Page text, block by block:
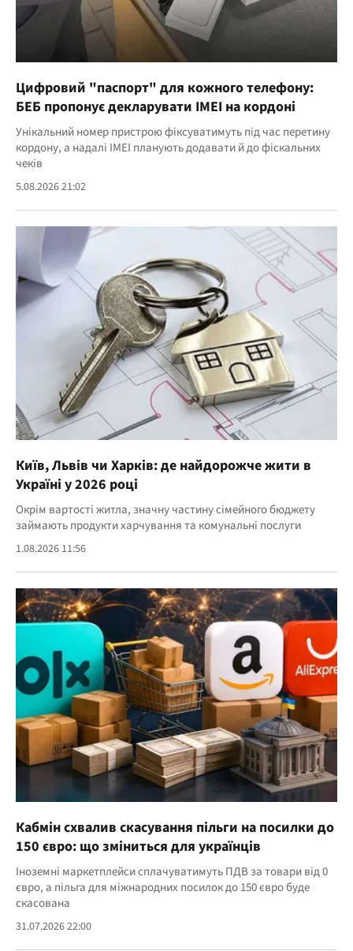
Цифровий "паспорт" для кожного телефону:
БЕБ пропонує декларувати IMEI на кордоні
Унікальний номер пристрою фіксуватимуть під час перетину
кордону, а надалі IMEI планують додавати й до фіскальних
чеків
5.08.2026 21:02
Київ, Львів чи Харків: де найдорожче жити в
Україні у 2026 році
Окрім вартості житла, значну частину сімейного бюджету
займають продукти харчування та комунальні послуги
1.08.2026 11:56
Кабмін схвалив скасування пільги на посилки до
150 євро: що зміниться для українців
Іноземні маркетплейси сплачуватимуть ПДВ за товари від 0
євро, а пільга для міжнародних посилок до 150 євро буде
скасована
31.07.2026 22:00